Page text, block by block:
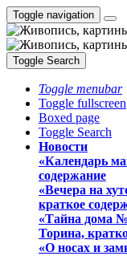
Toggle navigation
Toggle Search
Toggle menubar
Toggle fullscreen
Boxed page
Toggle Search
Новости
«Календарь
содержание
«Вечера на
краткое
«Тайна дома
Торина,
«О носах и